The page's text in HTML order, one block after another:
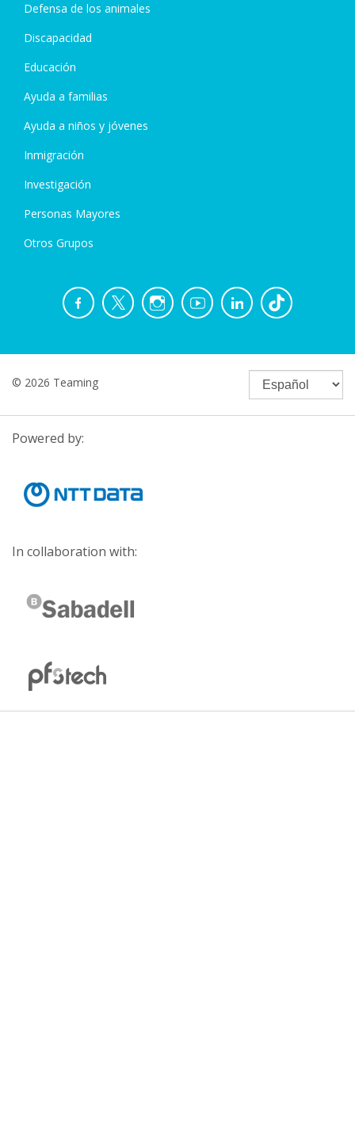
Defensa de los animales
Discapacidad
Educación
Ayuda a familias
Ayuda a niños y jóvenes
Inmigración
Investigación
Personas Mayores
Otros Grupos
© 2026 Teaming
Powered by:
In collaboration with: